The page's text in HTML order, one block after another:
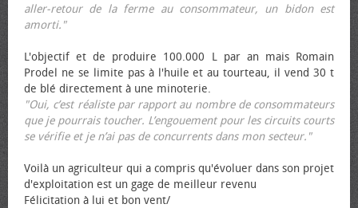
aller-retour de la ferme au consommateur, un bidon est
amorti."
L'objectif et de produire 100.000 L par an mais Romain
Prodel ne se limite pas à l'huile et au tourteau, il vend 30 t
de blé directement à une minoterie.
"Oui, c’est réaliste par rapport au nombre de consommateurs
que je pourrais toucher. L’engouement pour les circuits courts
se vérifie et je n’ai pas de concurrents dans mon secteur."
Voilà un agriculteur qui a compris qu'évoluer dans son projet
d'exploitation est un gage de meilleur revenu
Félicitation à lui et bon vent/